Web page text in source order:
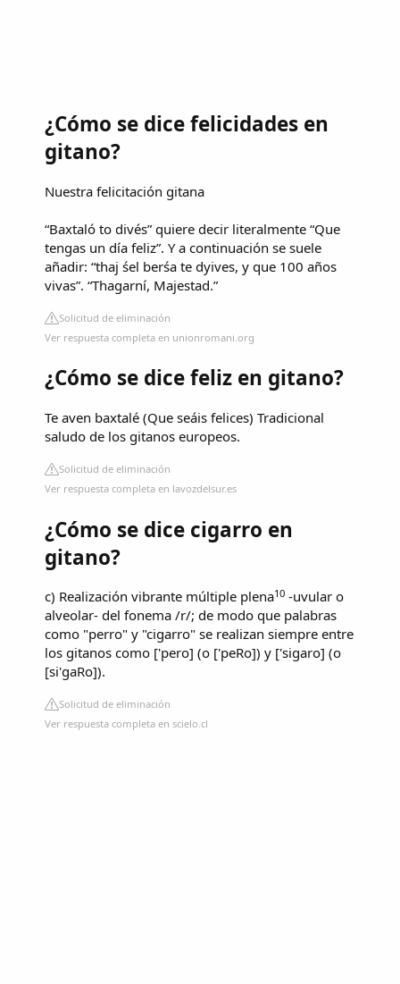
¿Cómo se dice felicidades en
gitano?
Nuestra felicitación gitana
“Baxtaló to divés” quiere decir literalmente “Que
tengas un día feliz”. Y a continuación se suele
añadir: “thaj śel berśa te dyives, y que 100 años
vivas”. “Thagarní, Majestad.”
Solicitud de eliminación
Ver respuesta completa en unionromani.org
¿Cómo se dice feliz en gitano?
Te aven baxtalé (Que seáis felices) Tradicional
saludo de los gitanos europeos.
Solicitud de eliminación
Ver respuesta completa en lavozdelsur.es
¿Cómo se dice cigarro en
gitano?
c) Realización vibrante múltiple plena10 -uvular o
alveolar- del fonema /r/; de modo que palabras
como "perro" y "cigarro" se realizan siempre entre
los gitanos como ['pero] (o ['peRo]) y ['sigaro] (o
[si'gaRo]).
Solicitud de eliminación
Ver respuesta completa en scielo.cl